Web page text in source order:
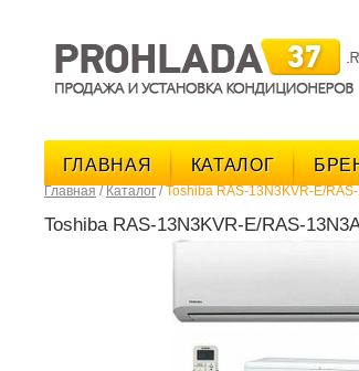
ГЛАВНАЯ КАТАЛОГ
Главная / Каталог /Toshiba RAS-13N3KVR-E/
Toshiba RAS-13N3KVR-E/RAS-